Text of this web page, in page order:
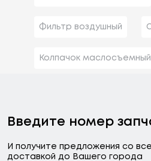
Фильтр воздушный
Колпачок маслосъемный
Введите номер
И получите предложения со
доставкой до Вашего города